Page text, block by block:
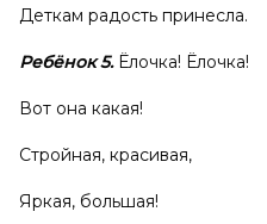
Деткам радость принесла.
Ребёнок 5. Ёлочка! Ёлочка!
Вот она какая!
Стройная, красивая,
Яркая, большая!